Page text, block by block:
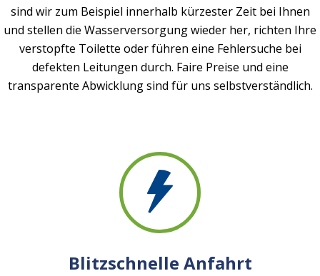
sind wir zum Beispiel innerhalb kürzester Zeit bei Ihnen
und stellen die Wasserversorgung wieder her, richten Ihre
verstopfte Toilette oder führen eine Fehlersuche bei
defekten Leitungen durch. Faire Preise und eine
transparente Abwicklung sind für uns selbstverständlich.
Blitzschnelle Anfahrt